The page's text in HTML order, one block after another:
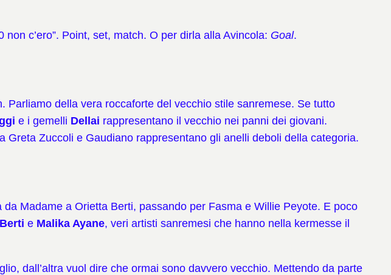
c’ero”. Point, set, match. O per dirla alla Avincola: Goal.
della vera roccaforte del vecchio stile sanremese. Se tutto
e i gemelli Dellai rappresentano il vecchio nei panni dei giovani.
Zuccoli e Gaudiano rappresentano gli anelli deboli della categoria.
Madame a Orietta Berti, passando per Fasma e Willie Peyote. E poco
e Malika Ayane, veri artisti sanremesi che hanno nella kermesse il
dall’altra vuol dire che ormai sono davvero vecchio. Mettendo da parte